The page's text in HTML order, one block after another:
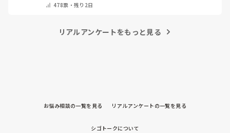
教えてください）
478票・残り2日
リアルアンケートをもっと見る
お悩み相談の一覧を見る リアルアンケートの一覧を見る
シゴトークについて